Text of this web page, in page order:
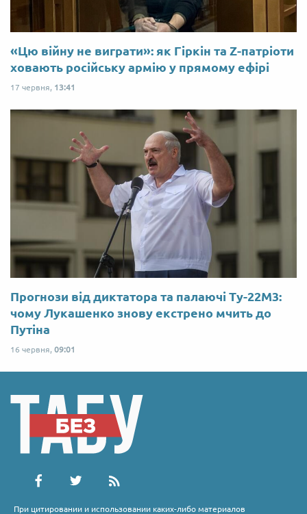
«Цю війну не виграти»: як Гіркін та Z-патріоти
ховають російську армію у прямому ефірі
17 червня, 13:41
Прогнози від диктатора та палаючі Ту-22М3:
чому Лукашенко знову екстрено мчить до
Путіна
16 червня, 09:01
При цитировании и использовании каких-либо материалов